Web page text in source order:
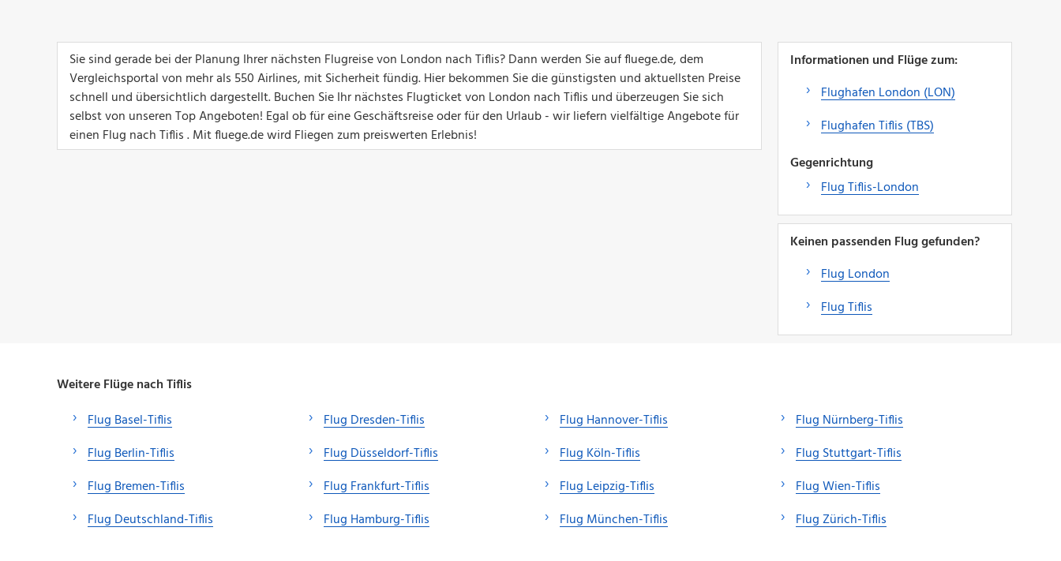
Sie sind gerade bei der Planung Ihrer nächsten Flugreise von London nach Tiflis? Dann werden Sie auf fluege.de, dem
Vergleichsportal von mehr als 550 Airlines, mit Sicherheit fündig. Hier bekommen Sie die günstigsten und aktuellsten Preise
schnell und übersichtlich dargestellt. Buchen Sie Ihr nächstes Flugticket von London nach Tiflis und überzeugen Sie sich
selbst von unseren Top Angeboten! Egal ob für eine Geschäftsreise oder für den Urlaub - wir liefern vielfältige Angebote für
einen Flug nach Tiflis . Mit fluege.de wird Fliegen zum preiswerten Erlebnis!
Informationen und Flüge zum:
Flughafen London (LON)
Flughafen Tiflis (TBS)
Gegenrichtung
Flug Tiflis-London
Keinen passenden Flug gefunden?
Flug London
Flug Tiflis
Weitere Flüge nach Tiflis
Flug Basel-Tiflis
Flug Berlin-Tiflis
Flug Bremen-Tiflis
Flug Deutschland-Tiflis
Flug Dresden-Tiflis
Flug Düsseldorf-Tiflis
Flug Frankfurt-Tiflis
Flug Hamburg-Tiflis
Flug Hannover-Tiflis
Flug Köln-Tiflis
Flug Leipzig-Tiflis
Flug München-Tiflis
Flug Nürnberg-Tiflis
Flug Stuttgart-Tiflis
Flug Wien-Tiflis
Flug Zürich-Tiflis